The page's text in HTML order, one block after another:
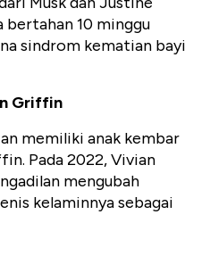
bertahan 10 minggu
sindrom kematian bayi
Griffin
memiliki anak kembar
Pada 2022, Vivian
mengubah
kelaminnya sebagai